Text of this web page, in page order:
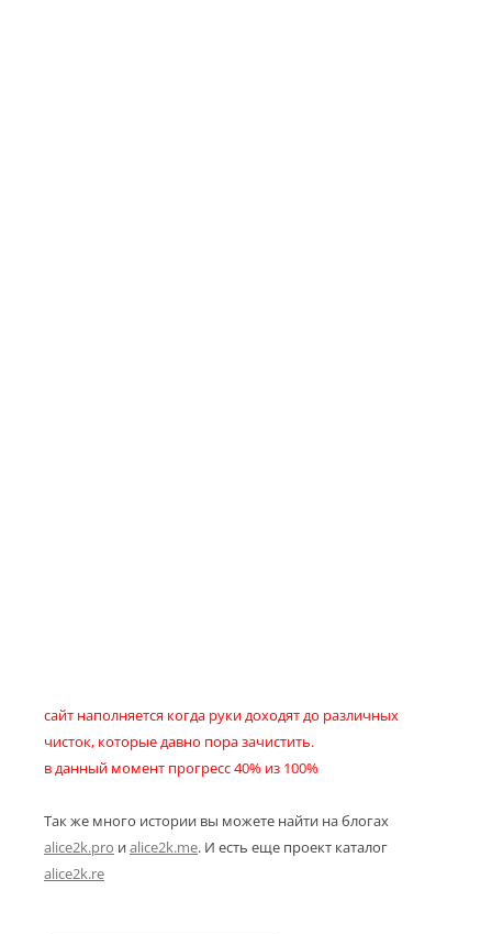
сайт наполняется когда руки доходят до различных
чисток, которые давно пора зачистить.
в данный момент прогресс 40% из 100%
Так же много истории вы можете найти на блогах
alice2k.pro иalice2k.me. И есть еще проект каталог
alice2k.re